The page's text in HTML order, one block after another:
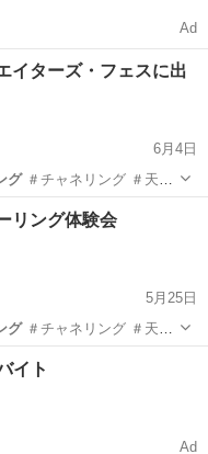
Ad
イターズ・フェスに出
6月4日
グ＃チャネリング ＃天使
クリエイターズ
リング体験会
5月25日
グ＃チャネリング ＃天使
ョップ
イト
Ad